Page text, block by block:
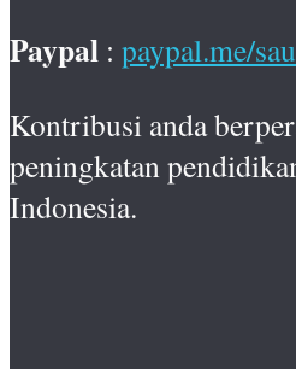
Paypal : paypal.me/
Kontribusi anda
peningkatan
Indonesia.